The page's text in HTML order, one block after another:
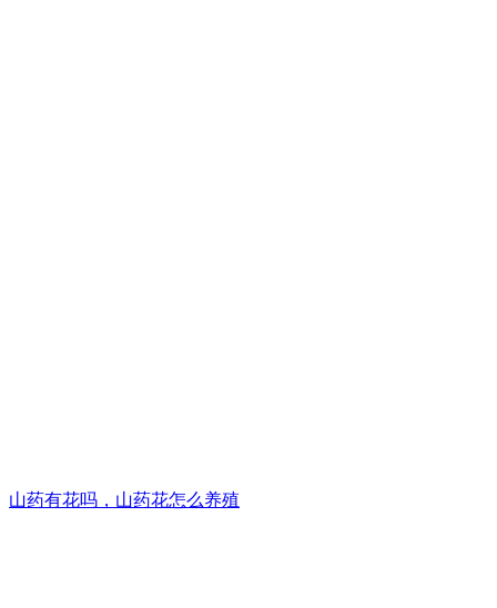
山药有花吗，山药花怎么养殖